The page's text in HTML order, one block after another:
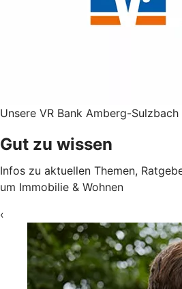
Unsere VR Bank Amberg-
Gut zu wissen
Infos zu aktuellen Themen,
um Immobilie & Wohnen
‹